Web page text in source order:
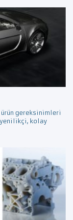
gereksinimleri
yenilikçi, kolay